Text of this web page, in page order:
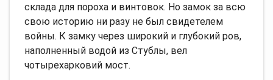
склада для пороха и винтовок. Но замок за всю
свою историю ни разу не был свидетелем
войны. К замку через широкий и глубокий ров,
наполненный водой из Стублы, вел
чотырехарковий мост.